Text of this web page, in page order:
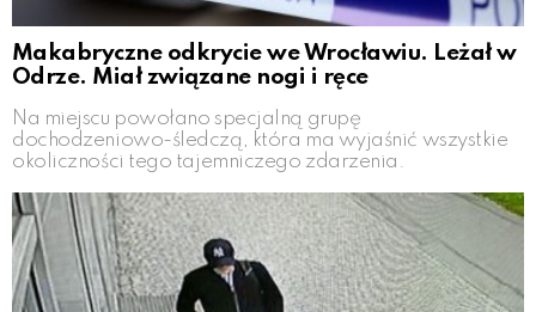
Makabryczne odkrycie we Wrocławiu. Leżał w
Odrze. Miał związane nogi i ręce
Na miejscu powołano specjalną grupę
dochodzeniowo-śledczą, która ma wyjaśnić wszystkie
okoliczności tego tajemniczego zdarzenia.